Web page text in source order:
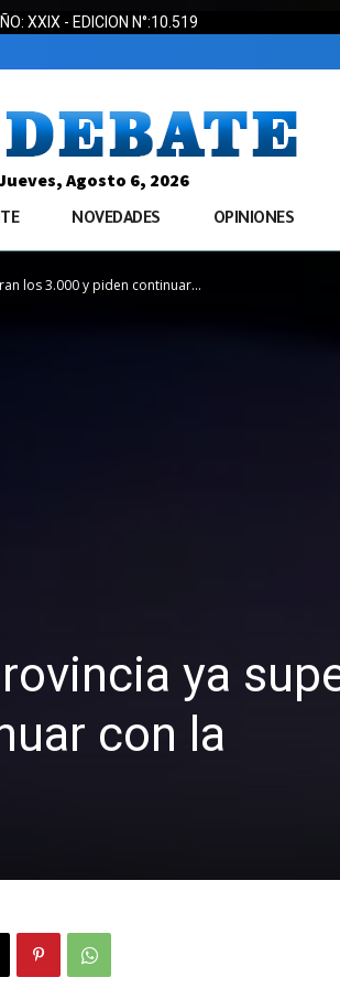
XXIX - EDICION N°:10.519
Agosto 6, 2026
NOVEDADES OPINIONES
los 3.000 y piden continuar...
ya
con la